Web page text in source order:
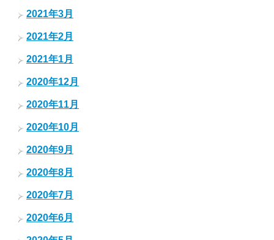
2021年3月
2021年2月
2021年1月
2020年12月
2020年11月
2020年10月
2020年9月
2020年8月
2020年7月
2020年6月